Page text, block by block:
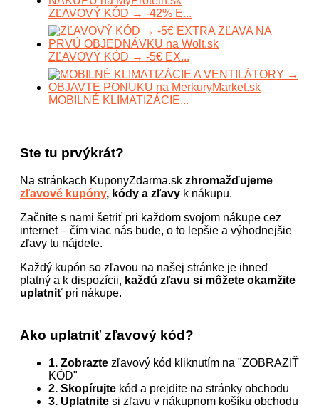
ZĽAVOVÝ KÓD → -42% E...
ZĽAVOVÝ KÓD → -5€ EX...
MOBILNÉ KLIMATIZÁCIE...
Ste tu prvýkrát?
Na stránkach KuponyZdarma.sk zhromažďujeme
zľavové kupóny, kódy a zľavy k nákupu.
Začnite s nami šetriť pri každom svojom nákupe cez
internet – čím viac nás bude, o to lepšie a výhodnejšie
zľavy tu nájdete.
Každý kupón so zľavou na našej stránke je ihneď
platný a k dispozícii, každú zľavu si môžete okamžite
uplatniť pri nákupe.
Ako uplatniť zľavový kód?
1. Zobrazte zľavový kód kliknutím na "ZOBRAZIŤ
KÓD"
2. Skopírujte kód a prejdite na stránky obchodu
3. Uplatnite si zľavu v nákupnom košíku obchodu